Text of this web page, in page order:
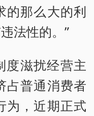
的那么大的利
法性的。”
度滋扰经营主
占普通消费者
为，近期正式